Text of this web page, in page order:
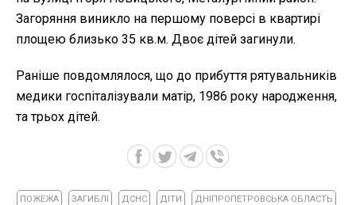
Загоряння виникло на першому поверсі в квартирі
площею близько 35 кв.м. Двоє дітей загинули.
Раніше повдомлялося, що до прибуття рятувальників
медики госпіталізували матір, 1986 року народження,
та трьох дітей.
ПОЖЕЖА ЗАГИБЛІ ДСНС ДІТИ ДНІПРОПЕТРОВСЬКА ОБЛАСТЬ